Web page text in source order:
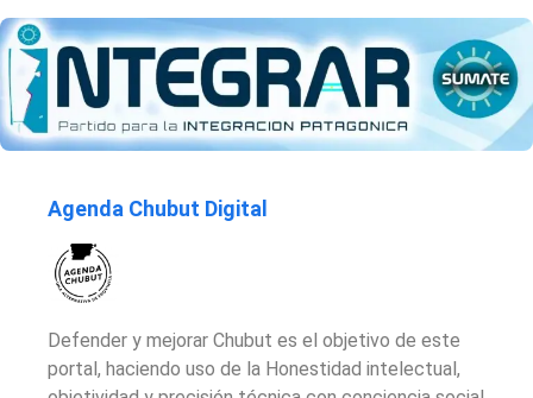
Agenda Chubut Digital
Defender y mejorar Chubut es el objetivo de este
portal, haciendo uso de la Honestidad intelectual,